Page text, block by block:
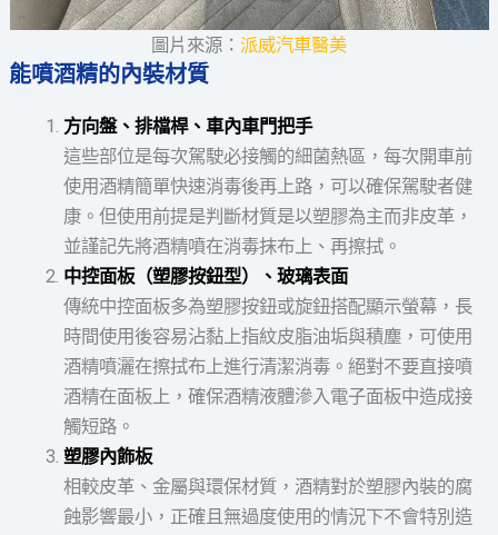
圖片來源： 派威汽車醫美
能噴酒精的內裝材質
方向盤、排檔桿、車內車門把手
這些部位是每次駕駛必接觸的細菌熱區，每次開車前
使用酒精簡單快速消毒後再上路，可以確保駕駛者健
康。但使用前提是判斷材質是以塑膠為主而非皮革，
並謹記先將酒精噴在消毒抹布上、再擦拭。
中控面板（塑膠按鈕型）、玻璃表面
傳統中控面板多為塑膠按鈕或旋鈕搭配顯示螢幕，長
時間使用後容易沾黏上指紋皮脂油垢與積塵，可使用
酒精噴灑在擦拭布上進行清潔消毒。絕對不要直接噴
酒精在面板上，確保酒精液體滲入電子面板中造成接
觸短路。
塑膠內飾板
相較皮革、金屬與環保材質，酒精對於塑膠內裝的腐
蝕影響最小，正確且無過度使用的情況下不會特別造